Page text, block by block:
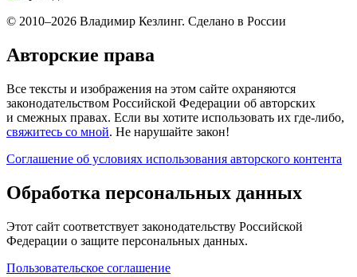
© 2010–2026 Владимир Кезлинг. Сделано в России
Авторские права
Все тексты и изображения на этом сайте охраняются
законодательством Российской Федерации об авторских
и смежных правах. Если вы хотите использовать их где-либо,
свяжитесь со мной. Не нарушайте закон!
Соглашение об условиях использования авторского контента
Обработка персональных данных
Этот сайт соответствует законодательству Российской
Федерации о защите персональных данных.
Пользовательское соглашение